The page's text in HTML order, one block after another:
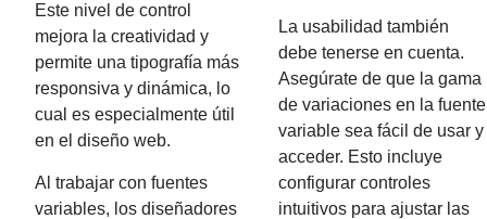
Este nivel de control
mejora la creatividad y
permite una tipografía más
responsiva y dinámica, lo
cual es especialmente útil
en el diseño web.
Al trabajar con fuentes
variables, los diseñadores
La usabilidad también
debe tenerse en cuenta.
Asegúrate de que la gama
de variaciones en la fuente
variable sea fácil de usar y
acceder. Esto incluye
configurar controles
intuitivos para ajustar las